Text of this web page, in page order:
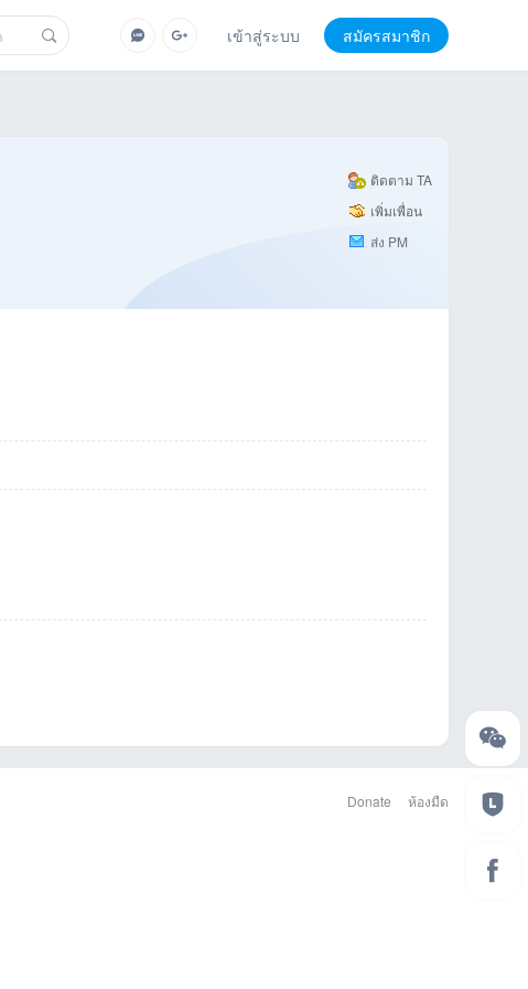
เข้าสู่ระบบ สมัครสมาชิก
ติดตาม TA
เพิ่มเพื่อน
ส่ง PM
Donate ห้องมืด